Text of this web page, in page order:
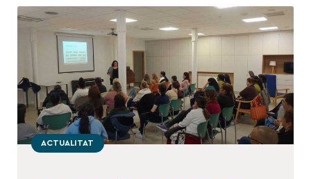
ACTUALITAT